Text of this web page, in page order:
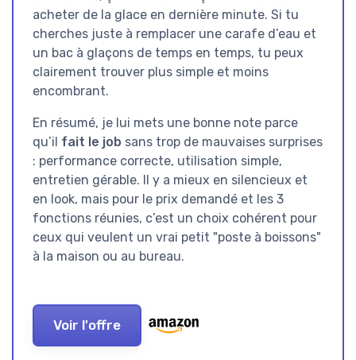
acheter de la glace en dernière minute. Si tu
cherches juste à remplacer une carafe d’eau et
un bac à glaçons de temps en temps, tu peux
clairement trouver plus simple et moins
encombrant.
En résumé, je lui mets une bonne note parce
qu’il fait le job sans trop de mauvaises surprises
: performance correcte, utilisation simple,
entretien gérable. Il y a mieux en silencieux et
en look, mais pour le prix demandé et les 3
fonctions réunies, c’est un choix cohérent pour
ceux qui veulent un vrai petit "poste à boissons"
à la maison ou au bureau.
Voir l'offre